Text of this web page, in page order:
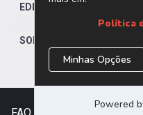
EDITORIAS
SOBRE O JOTA